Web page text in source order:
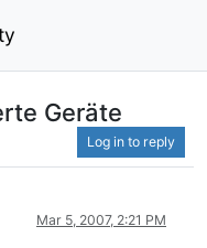
Geräte
Log in to reply
Mar 5, 2007, 2:21 PM